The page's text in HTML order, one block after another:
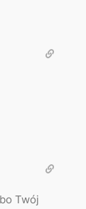
Twój